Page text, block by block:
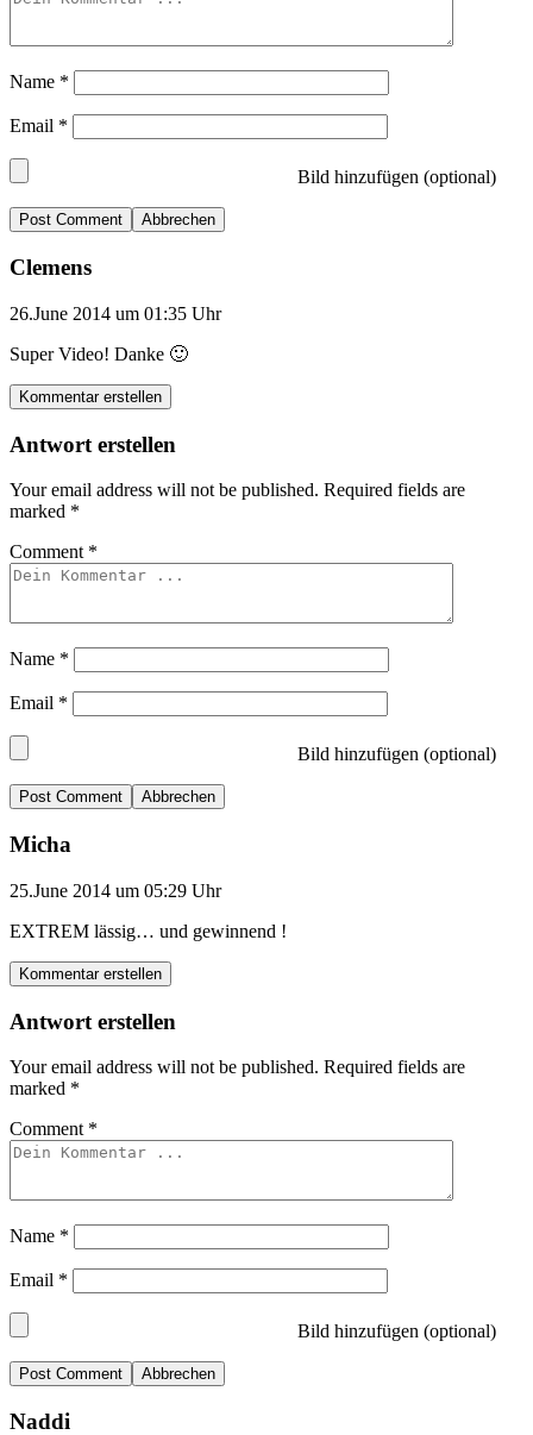
Name *
Email *
Bild hinzufügen (optional)
Abbrechen
Clemens
26.June 2014 um 01:35 Uhr
Super Video! Danke 🙂
Kommentar erstellen
Antwort erstellen
Your email address will not be published. Required fields are
marked *
Comment *
Name *
Email *
Bild hinzufügen (optional)
Abbrechen
Micha
25.June 2014 um 05:29 Uhr
EXTREM lässig… und gewinnend !
Kommentar erstellen
Antwort erstellen
Your email address will not be published. Required fields are
marked *
Comment *
Name *
Email *
Bild hinzufügen (optional)
Abbrechen
Naddi